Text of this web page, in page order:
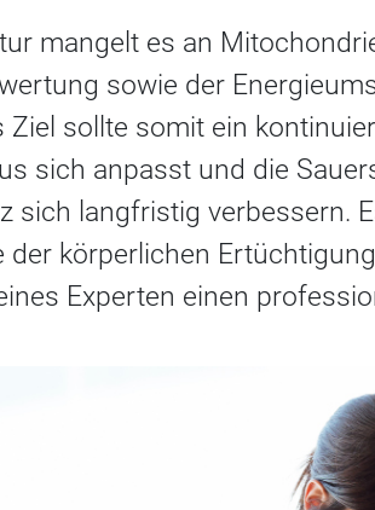
mangelt es an
sowie der
Ziel sollte somit ein
sich anpasst und die
sich langfristig verbessern.
der körperlichen
Experten einen